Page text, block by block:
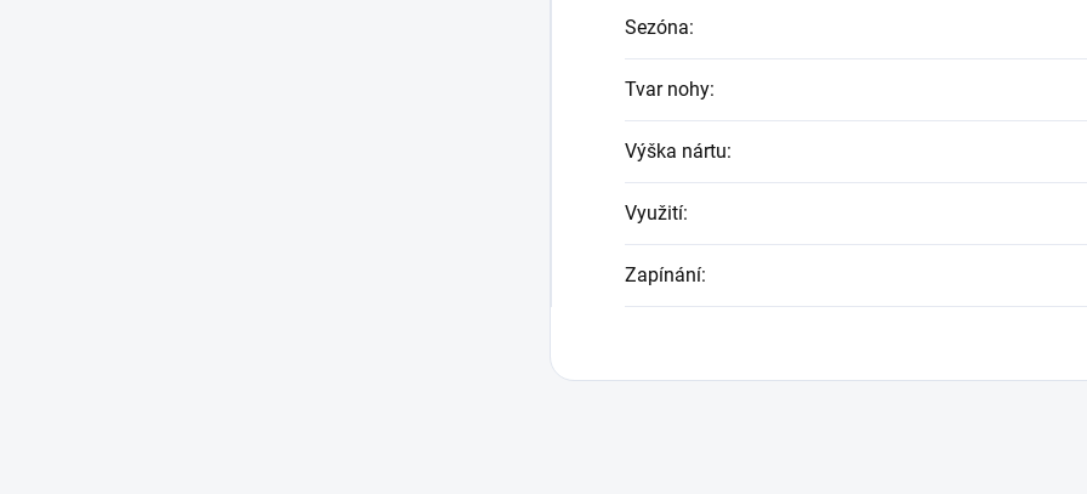
Sezóna:
Tvar nohy:
Výška nártu:
Využití:
Zapínání: